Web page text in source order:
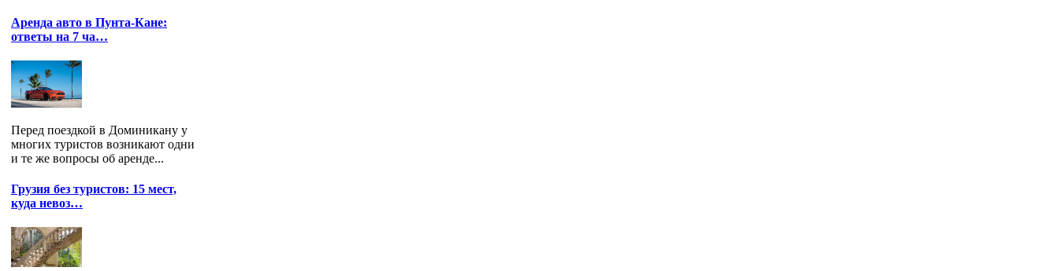
Аренда авто в Пунта-Кане:
ответы на 7 ча…
Перед поездкой в Доминикану у
многих туристов возникают одни
и те же вопросы об аренде...
Грузия без туристов: 15 мест,
куда невоз…